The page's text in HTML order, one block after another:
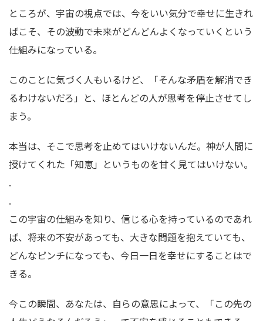
ところが、宇宙の視点では、今をいい気分で幸せに生きれ
ばこそ、その波動で未来がどんどんよくなっていくという
仕組みになっている。
このことに気づく人もいるけど、「そんな矛盾を解消でき
るわけないだろ」と、ほとんどの人が思考を停止させてし
まう。
本当は、そこで思考を止めてはいけないんだ。神が人間に
授けてくれた「知恵」というものを甘く見てはいけない。
.
.
この宇宙の仕組みを知り、信じる心を持っているのであれ
ば、将来の不安があっても、大きな問題を抱えていても、
どんなピンチになっても、今日一日を幸せにすることはで
きる。
今この瞬間、あなたは、自らの意思によって、「この先の